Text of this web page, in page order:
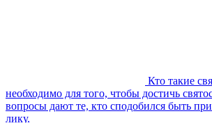
Кто такие
необходимо для того, чтобы достичь
вопросы дают те, кто сподобился быть
лику.